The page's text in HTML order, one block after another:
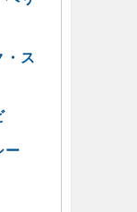
・ス
ー